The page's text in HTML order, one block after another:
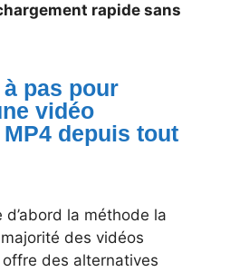
rapide sans
pas pour
vidéo
depuis tout
la méthode la
des vidéos
des alternatives